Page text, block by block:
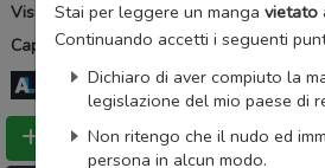
Stai per leggere un manga vietato
Continuando accetti i seguenti
Dichiaro di aver compiuto la
legislazione del mio paese di
Non ritengo che il nudo ed
persona in alcun modo.
Visualizzazioni:3063401
Capitoli totali:65
AniList
Bookmark Lista capitoli